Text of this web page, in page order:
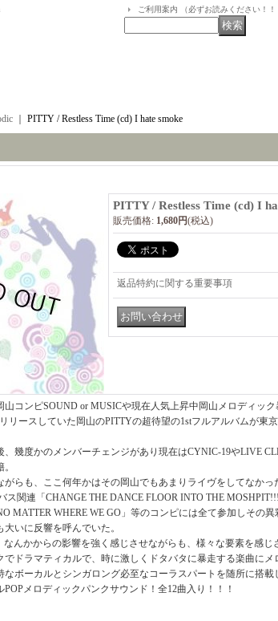
ご利用案内 （必ずお読みください！！
PITTY / Restless Time (cd) I hate smoke
PITTY / Restless Time (cd) I
販売価格: 1,680円(税込)
返品特約に関する重要事項
コンピSOUND or MUSICや現在人気上昇中岡山メロディック
リースしていた岡山のPITTYの超待望の1stフルアルバムが東京
、幾度かのメンバーチェンジがあり現在はCYNIC-19やLIVE
がらも、ここ何年かはその岡山でもあまりライヴをしてなか
ス関連「CHANGE THE DANCE FLOOR INTO THE
MATTER WHERE WE GO」等のコンピには全て参加しその
いに反響を呼んでいた。
なんかからの影響を強く感じさせながらも、様々な要素を感じ
でドラマティカルで、時に激しくドタバタに暴走する楽曲にメ
なボーカルとシンガロング必至なコーラスパートを随所に搭
メロディックパンクサウンド！全12曲入り！！！